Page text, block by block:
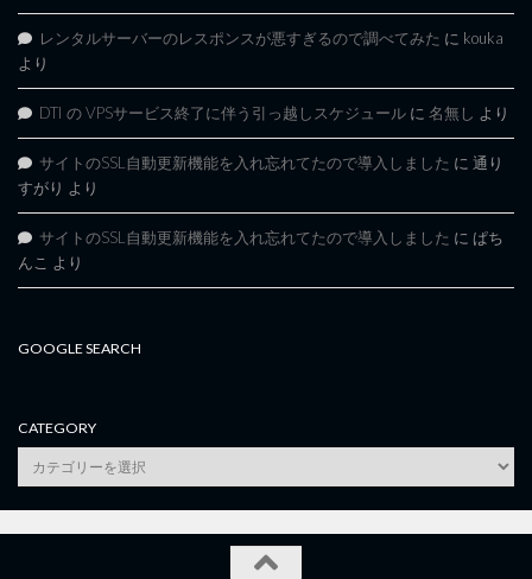
レンタルサーバーのレスポンスが悪すぎるので調べてみた に kouka
より
DTI の VPSサービス終了に伴う引っ越しスケジュール に 名無し より
サイトのSSL自動更新機能を入れ忘れてたので導入しました に 通り
すがり より
サイトのSSL自動更新機能を入れ忘れてたので導入しました に ぱち
んこ より
GOOGLE SEARCH
CATEGORY
category